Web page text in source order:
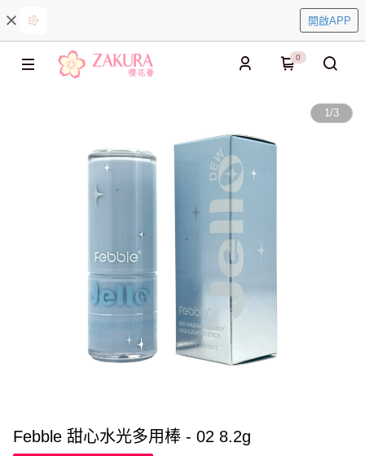
開啟APP
0
1/3
Febble 甜心水光多用棒 - 02 8.2g